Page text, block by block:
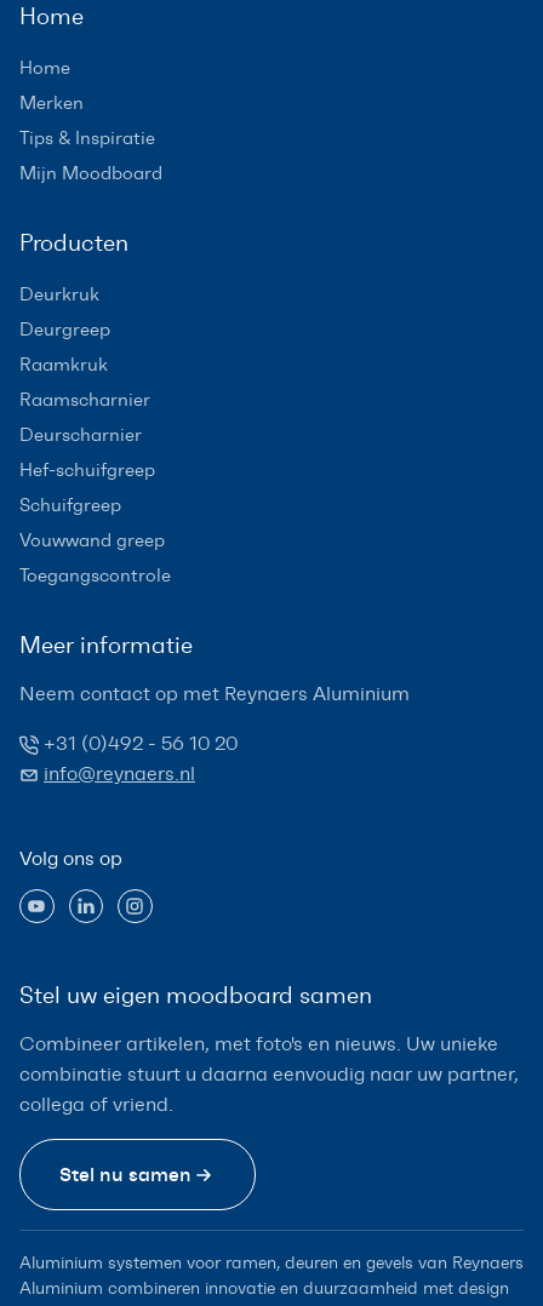
Home
Home
Merken
Tips & Inspiratie
Mijn Moodboard
Producten
Deurkruk
Deurgreep
Raamkruk
Raamscharnier
Deurscharnier
Hef-schuifgreep
Schuifgreep
Vouwwand greep
Toegangscontrole
Meer informatie
Neem contact op met Reynaers Aluminium
+31 (0)492 - 56 10 20
info@reynaers.nl
Volg ons op
Stel uw eigen moodboard samen
Combineer artikelen, met foto's en nieuws. Uw unieke
combinatie stuurt u daarna eenvoudig naar uw partner,
collega of vriend.
Stel nu samen
Aluminium systemen voor ramen, deuren en gevels van Reynaers
Aluminium combineren innovatie en duurzaamheid met design